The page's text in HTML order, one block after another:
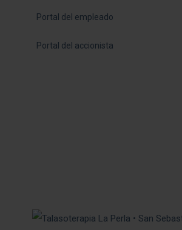
Portal del empleado
Portal del accionista